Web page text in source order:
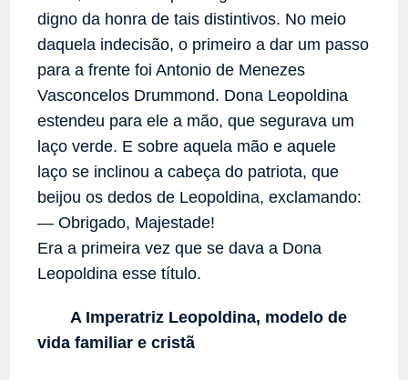
digno da honra de tais distintivos. No meio
daquela indecisão, o primeiro a dar um passo
para a frente foi Antonio de Menezes
Vasconcelos Drummond. Dona Leopoldina
estendeu para ele a mão, que segurava um
laço verde. E sobre aquela mão e aquele
laço se inclinou a cabeça do patriota, que
beijou os dedos de Leopoldina, exclamando:
— Obrigado, Majestade!
Era a primeira vez que se dava a Dona
Leopoldina esse título.
A Imperatriz Leopoldina, modelo de
vida familiar e cristã